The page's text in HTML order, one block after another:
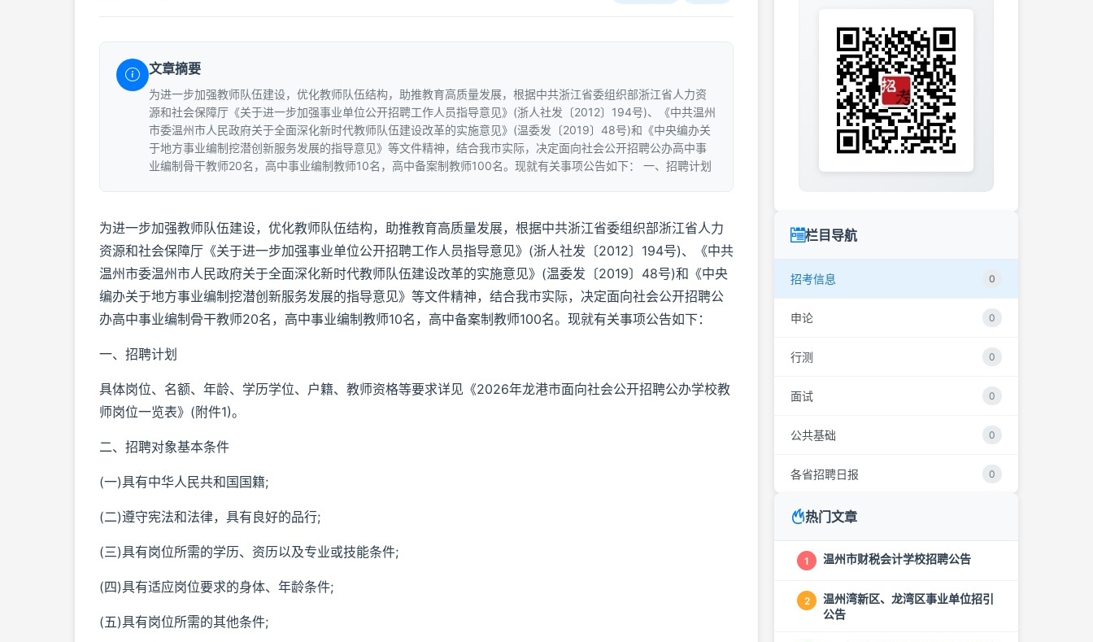
文章摘要
为进一步加强教师队伍建设，优化教师队伍结构，助推教育高质量发展，根据中共浙江省委组织部浙江省人力资
源和社会保障厅《关于进一步加强事业单位公开招聘工作人员指导意见》(浙人社发〔2012〕194号)、《中共温州
市委温州市人民政府关于全面深化新时代教师队伍建设改革的实施意见》(温委发〔2019〕48号)和《中央编办关
于地方事业编制挖潜创新服务发展的指导意见》等文件精神，结合我市实际，决定面向社会公开招聘公办高中事
业编制骨干教师20名，高中事业编制教师10名，高中备案制教师100名。现就有关事项公告如下： 一、招聘计划
为进一步加强教师队伍建设，优化教师队伍结构，助推教育高质量发展，根据中共浙江省委组织部浙江省人力
资源和社会保障厅《关于进一步加强事业单位公开招聘工作人员指导意见》(浙人社发〔2012〕194号)、《中共
温州市委温州市人民政府关于全面深化新时代教师队伍建设改革的实施意见》(温委发〔2019〕48号)和《中央
编办关于地方事业编制挖潜创新服务发展的指导意见》等文件精神，结合我市实际，决定面向社会公开招聘公
办高中事业编制骨干教师20名，高中事业编制教师10名，高中备案制教师100名。现就有关事项公告如下：
一、招聘计划
具体岗位、名额、年龄、学历学位、户籍、教师资格等要求详见《2026年龙港市面向社会公开招聘公办学校教
师岗位一览表》(附件1)。
二、招聘对象基本条件
(一)具有中华人民共和国国籍;
(二)遵守宪法和法律，具有良好的品行;
(三)具有岗位所需的学历、资历以及专业或技能条件;
(四)具有适应岗位要求的身体、年龄条件;
(五)具有岗位所需的其他条件;
栏目导航
招考信息 0
申论 0
行测 0
面试 0
公共基础 0
各省招聘日报 0
热门文章
1 温州市财税会计学校招聘公告
2
温州湾新区、龙湾区事业单位招引
公告